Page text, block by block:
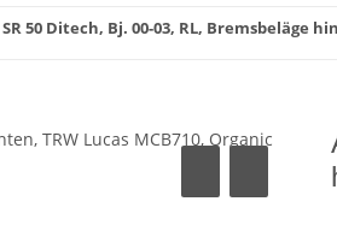
50 Ditech, Bj. 00-03, RL, Bremsbeläge